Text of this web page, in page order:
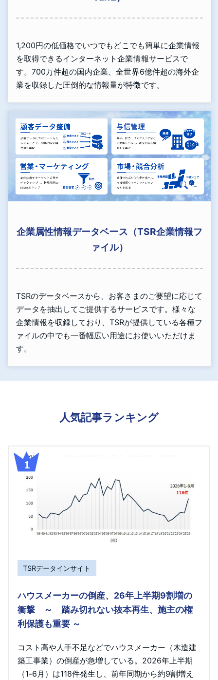
1,200円の低価格でいつでもどこでも簡単に企業情報
を取得できるインターネット企業情報サービスで
す。700万件超の国内企業、全世界6億件超の海外企
業を収録した圧倒的な情報量が特徴です。
企業属性情報データベース（TSR企業情報フ
ァイル）
TSRのデータベースから、お客さまのご要望に応じて
データを抽出してご提供するサービスです。様々な
企業情報を収録しており、TSRが提供している各種フ
ァイルの中でも一番幅広い用途にお使いいただけま
す。
人気記事ランキング
TSRデータインサイト
ハウスメーカーの倒産、26年上半期9割増の
衝撃 ～ 踏み切れない抜本再生、施主の権
利保護も重要 ～
コスト高や人手不足などでハウスメーカー（木造建
築工事業）の倒産が急増している。2026年上半期
（1-6月）は118件発生し、前年同期から約9割増え